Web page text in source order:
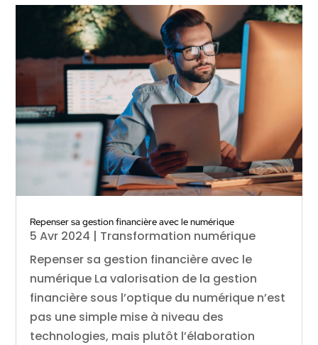
Repenser sa gestion financière avec le numérique
5 Avr 2024 | Transformation numérique
Repenser sa gestion financière avec le
numérique La valorisation de la gestion
financière sous l’optique du numérique n’est
pas une simple mise à niveau des
technologies, mais plutôt l’élaboration